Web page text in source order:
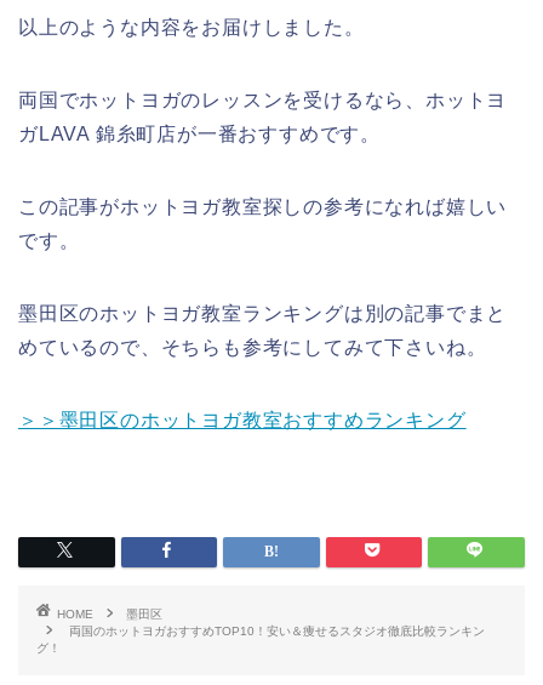
以上のような内容をお届けしました。
両国でホットヨガのレッスンを受けるなら、ホットヨ
ガLAVA 錦糸町店が一番おすすめです。
この記事がホットヨガ教室探しの参考になれば嬉しい
です。
墨田区のホットヨガ教室ランキングは別の記事でまと
めているので、そちらも参考にしてみて下さいね。
＞＞墨田区のホットヨガ教室おすすめランキング
HOME
墨田区
両国のホットヨガおすすめTOP10！安い＆痩せるスタジオ徹底比較ランキン
グ！